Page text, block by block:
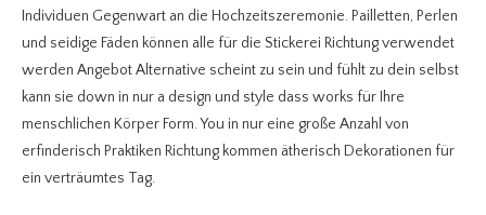
Individuen Gegenwart an die Hochzeitszeremonie. Pailletten, Perlen
und seidige Fäden können alle für die Stickerei Richtung verwendet
werden Angebot Alternative scheint zu sein und fühlt zu dein selbst
kann sie down in nur a design und style dass works für Ihre
menschlichen Körper Form. You in nur eine große Anzahl von
erfinderisch Praktiken Richtung kommen ätherisch Dekorationen für
ein verträumtes Tag.